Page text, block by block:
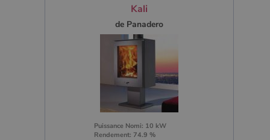
Kali
de Panadero
Puissance Nomi: 10 kW
Rendement: 74.9 %